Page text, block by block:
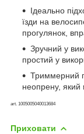
Ідеально
їзди на
прогулянок,
Зручний у
простий у
Триммерний
неопрену, який
art. 1005005040013684
Приховати